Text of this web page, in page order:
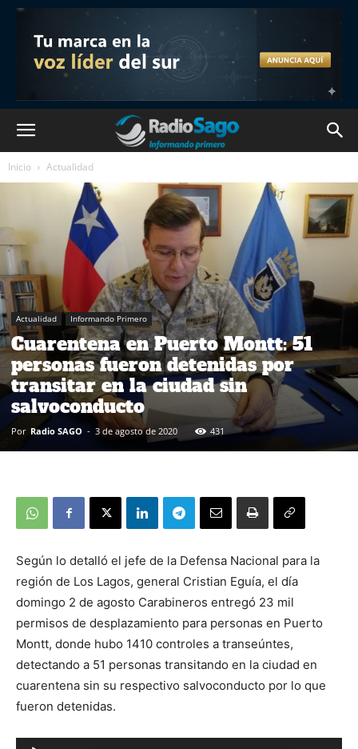
Inicio Actualidad
Actualidad Informando Primero
Cuarentena en Puerto Montt: 51
personas fueron detenidas por
transitar en la ciudad sin
salvoconducto
Por Radio SAGO - 3 de agosto de 2020 431
Según lo detalló el jefe de la Defensa Nacional para la
región de Los Lagos, general Cristian Eguía, el día
domingo 2 de agosto Carabineros entregó 23 mil
permisos de desplazamiento para personas en Puerto
Montt, donde hubo 1410 controles a transeúntes,
detectando a 51 personas transitando en la ciudad en
cuarentena sin su respectivo salvoconducto por lo que
fueron detenidas.